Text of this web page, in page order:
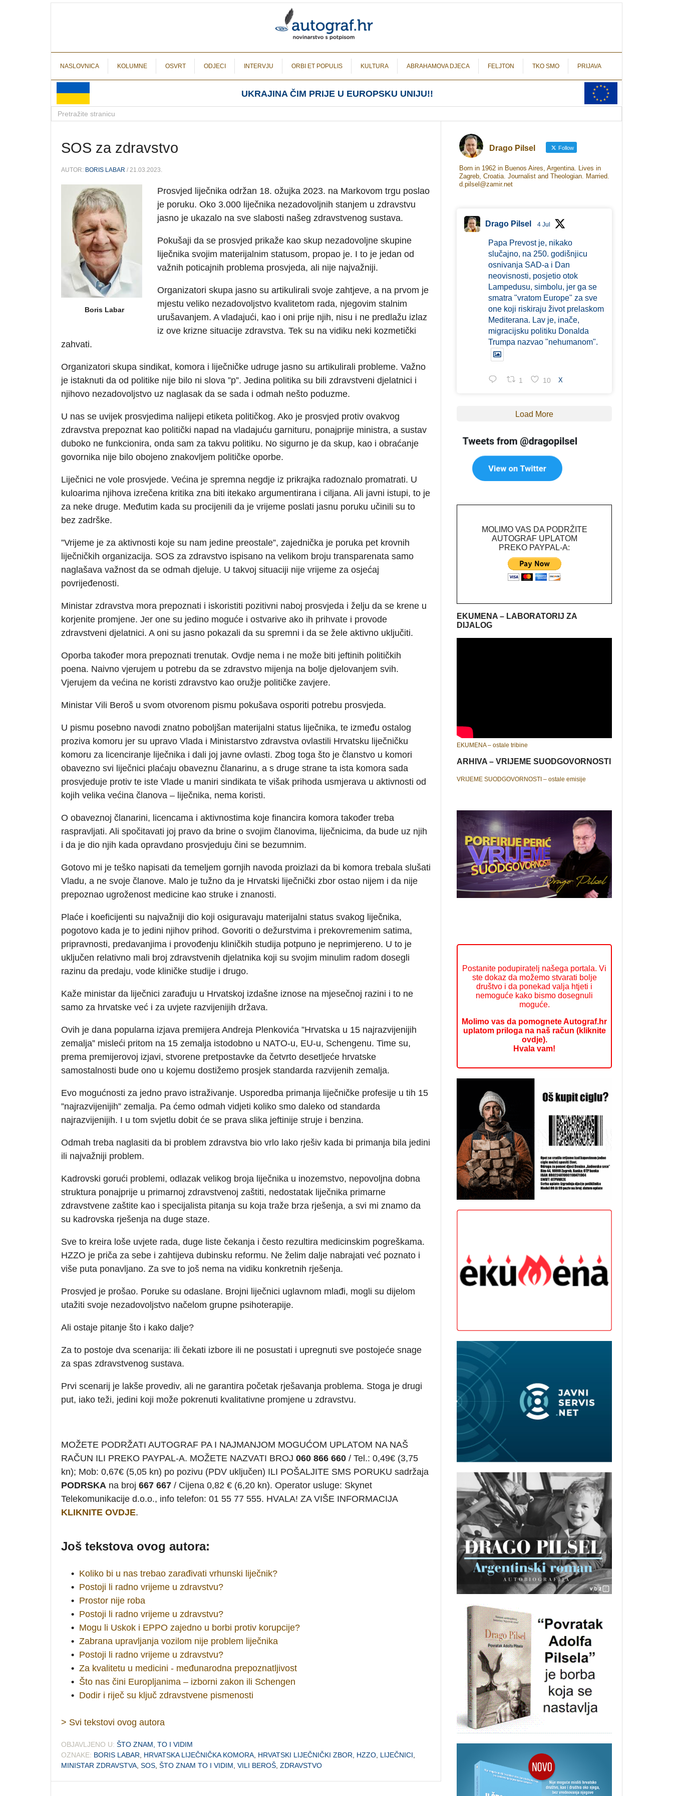
NASLOVNICA KOLUMNE OSVRT ODJECI INTERVJU ORBI ET POPULIS KULTURA ABRAHAMOVA DJECA FELJTON TKO SMO PRIJAVA
UKRAJINA ČIM PRIJE U EUROPSKU UNIJU!!
SOS za zdravstvo
AUTOR: BORIS LABAR / 21.03.2023.
Boris Labar
Prosvjed liječnika održan 18. ožujka 2023. na Markovom trgu poslao
je poruku. Oko 3.000 liječnika nezadovoljnih stanjem u zdravstvu
jasno je ukazalo na sve slabosti našeg zdravstvenog sustava.
Pokušaji da se prosvjed prikaže kao skup nezadovoljne skupine
liječnika svojim materijalnim statusom, propao je. I to je jedan od
važnih poticajnih problema prosvjeda, ali nije najvažniji.
Organizatori skupa jasno su artikulirali svoje zahtjeve, a na prvom je
mjestu veliko nezadovoljstvo kvalitetom rada, njegovim stalnim
urušavanjem. A vladajući, kao i oni prije njih, nisu i ne predlažu izlaz
iz ove krizne situacije zdravstva. Tek su na vidiku neki kozmetički
zahvati.
Organizatori skupa sindikat, komora i liječničke udruge jasno su artikulirali probleme. Važno
je istaknuti da od politike nije bilo ni slova ”p”. Jedina politika su bili zdravstveni djelatnici i
njihovo nezadovoljstvo uz naglasak da se sada i odmah nešto poduzme.
U nas se uvijek prosvjedima nalijepi etiketa političkog. Ako je prosvjed protiv ovakvog
zdravstva prepoznat kao politički napad na vladajuću garnituru, ponajprije ministra, a sustav
duboko ne funkcionira, onda sam za takvu politiku. No sigurno je da skup, kao i obraćanje
govornika nije bilo obojeno znakovljem političke oporbe.
Liječnici ne vole prosvjede. Većina je spremna negdje iz prikrajka radoznalo promatrati. U
kuloarima njihova izrečena kritika zna biti itekako argumentirana i ciljana. Ali javni istupi, to je
za neke druge. Međutim kada su procijenili da je vrijeme poslati jasnu poruku učinili su to
bez zadrške.
”Vrijeme je za aktivnosti koje su nam jedine preostale”, zajednička je poruka pet krovnih
liječničkih organizacija. SOS za zdravstvo ispisano na velikom broju transparenata samo
naglašava važnost da se odmah djeluje. U takvoj situaciji nije vrijeme za osjećaj
povrijeđenosti.
Ministar zdravstva mora prepoznati i iskoristiti pozitivni naboj prosvjeda i želju da se krene u
korjenite promjene. Jer one su jedino moguće i ostvarive ako ih prihvate i provode
zdravstveni djelatnici. A oni su jasno pokazali da su spremni i da se žele aktivno uključiti.
Oporba također mora prepoznati trenutak. Ovdje nema i ne može biti jeftinih političkih
poena. Naivno vjerujem u potrebu da se zdravstvo mijenja na bolje djelovanjem svih.
Vjerujem da većina ne koristi zdravstvo kao oružje političke zavjere.
Ministar Vili Beroš u svom otvorenom pismu pokušava osporiti potrebu prosvjeda.
U pismu posebno navodi znatno poboljšan materijalni status liječnika, te između ostalog
proziva komoru jer su upravo Vlada i Ministarstvo zdravstva ovlastili Hrvatsku liječničku
komoru za licenciranje liječnika i dali joj javne ovlasti. Zbog toga što je članstvo u komori
obavezno svi liječnici plaćaju obaveznu članarinu, a s druge strane ta ista komora sada
prosvjeduje protiv te iste Vlade u maniri sindikata te višak prihoda usmjerava u aktivnosti od
kojih velika većina članova – liječnika, nema koristi.
O obaveznoj članarini, licencama i aktivnostima koje financira komora također treba
raspravljati. Ali spočitavati joj pravo da brine o svojim članovima, liječnicima, da bude uz njih
i da je dio njih kada opravdano prosvjeduju čini se bezumnim.
Gotovo mi je teško napisati da temeljem gornjih navoda proizlazi da bi komora trebala slušati
Vladu, a ne svoje članove. Malo je tužno da je Hrvatski liječnički zbor ostao nijem i da nije
prepoznao ugroženost medicine kao struke i znanosti.
Plaće i koeficijenti su najvažniji dio koji osiguravaju materijalni status svakog liječnika,
pogotovo kada je to jedini njihov prihod. Govoriti o dežurstvima i prekovremenim satima,
pripravnosti, predavanjima i provođenju kliničkih studija potpuno je neprimjereno. U to je
uključen relativno mali broj zdravstvenih djelatnika koji su svojim minulim radom dosegli
razinu da predaju, vode kliničke studije i drugo.
Kaže ministar da liječnici zarađuju u Hrvatskoj izdašne iznose na mjesečnoj razini i to ne
samo za hrvatske već i za uvjete razvijenijih država.
Ovih je dana popularna izjava premijera Andreja Plenkovića ”Hrvatska u 15 najrazvijenijih
zemalja” misleći pritom na 15 zemalja istodobno u NATO-u, EU-u, Schengenu. Time su,
prema premijerovoj izjavi, stvorene pretpostavke da četvrto desetljeće hrvatske
samostalnosti bude ono u kojemu dostižemo prosjek standarda razvijenih zemalja.
Evo mogućnosti za jedno pravo istraživanje. Usporedba primanja liječničke profesije u tih 15
”najrazvijenijih” zemalja. Pa ćemo odmah vidjeti koliko smo daleko od standarda
najrazvijenijih. I u tom svjetlu dobit će se prava slika jeftinije struje i benzina.
Odmah treba naglasiti da bi problem zdravstva bio vrlo lako rješiv kada bi primanja bila jedini
ili najvažniji problem.
Kadrovski gorući problemi, odlazak velikog broja liječnika u inozemstvo, nepovoljna dobna
struktura ponajprije u primarnoj zdravstvenoj zaštiti, nedostatak liječnika primarne
zdravstvene zaštite kao i specijalista pitanja su koja traže brza rješenja, a svi mi znamo da
su kadrovska rješenja na duge staze.
Sve to kreira loše uvjete rada, duge liste čekanja i često rezultira medicinskim pogreškama.
HZZO je priča za sebe i zahtijeva dubinsku reformu. Ne želim dalje nabrajati već poznato i
više puta ponavljano. Za sve to još nema na vidiku konkretnih rješenja.
Prosvjed je prošao. Poruke su odaslane. Brojni liječnici uglavnom mlađi, mogli su dijelom
utažiti svoje nezadovoljstvo načelom grupne psihoterapije.
Ali ostaje pitanje što i kako dalje?
Za to postoje dva scenarija: ili čekati izbore ili ne posustati i upregnuti sve postojeće snage
za spas zdravstvenog sustava.
Prvi scenarij je lakše provediv, ali ne garantira početak rješavanja problema. Stoga je drugi
put, iako teži, jedini koji može pokrenuti kvalitativne promjene u zdravstvu.
MOŽETE PODRŽATI AUTOGRAF PA I NAJMANJOM MOGUĆOM UPLATOM NA NAŠ
RAČUN ILI PREKO PAYPAL-A. MOŽETE NAZVATI BROJ 060 866 660 / Tel.: 0,49€ (3,75
kn); Mob: 0,67€ (5,05 kn) po pozivu (PDV uključen) ILI POŠALJITE SMS PORUKU sadržaja
PODRSKA na broj 667 667 / Cijena 0,82 € (6,20 kn). Operator usluge: Skynet
Telekomunikacije d.o.o., info telefon: 01 55 77 555. HVALA! ZA VIŠE INFORMACIJA
KLIKNITE OVDJE.
Još tekstova ovog autora:
• Koliko bi u nas trebao zarađivati vrhunski liječnik?
• Postoji li radno vrijeme u zdravstvu?
• Prostor nije roba
• Postoji li radno vrijeme u zdravstvu?
• Mogu li Uskok i EPPO zajedno u borbi protiv korupcije?
• Zabrana upravljanja vozilom nije problem liječnika
• Postoji li radno vrijeme u zdravstvu?
• Za kvalitetu u medicini - međunarodna prepoznatljivost
• Što nas čini Europljanima – izborni zakon ili Schengen
• Dodir i riječ su ključ zdravstvene pismenosti
> Svi tekstovi ovog autora
OBJAVLJENO U: ŠTO ZNAM, TO I VIDIM
OZNAKE: BORIS LABAR HRVATSKA LIJEČNIČKA KOMORA HRVATSKI LIJEČNIČKI ZBOR HZZO LIJEČNICI
MINISTAR ZDRAVSTVA SOS ŠTO ZNAM TO I VIDIM VILI BEROŠ ZDRAVSTVO
Drago Pilsel Follow
Born in 1962 in Buenos Aires, Argentina. Lives in
Zagreb, Croatia. Journalist and Theologian. Married.
d.pilsel@zamir.net
Drago Pilsel 4 Jul
Papa Prevost je, nikako
slučajno, na 250. godišnjicu
osnivanja SAD-a i Dan
neovisnosti, posjetio otok
Lampedusu, simbolu, jer ga se
smatra "vratom Europe" za sve
one koji riskiraju život prelaskom
Mediterana. Lav je, inače,
migracijsku politiku Donalda
Trumpa nazvao "nehumanom".
1 10 X
Load More
MOLIMO VAS DA PODRŽITE
AUTOGRAF UPLATOM
PREKO PAYPAL-A:
EKUMENA – LABORATORIJ ZA
DIJALOG
EKUMENA – ostale tribine
ARHIVA – VRIJEME SUODGOVORNOSTI
VRIJEME SUODGOVORNOSTI – ostale emisije
Postanite podupiratelj našega portala. Vi
ste dokaz da možemo stvarati bolje
društvo i da ponekad valja htjeti i
nemoguće kako bismo dosegnuli
moguće.
Molimo vas da pomognete Autograf.hr
uplatom priloga na naš račun (kliknite
ovdje).
Hvala vam!